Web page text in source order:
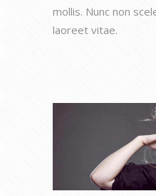
mollis. Nunc non
laoreet vitae.